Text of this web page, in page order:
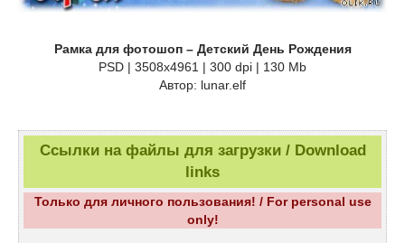
Рамка для фотошоп – Детский День Рождения
PSD | 3508х4961 | 300 dpi | 130 Mb
Автор: lunar.elf
Ссылки на файлы для загрузки / Download
links
Только для личного пользования! / For personal use
only!